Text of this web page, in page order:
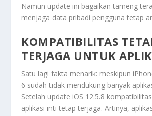
Namun update ini bagaikan tameng
menjaga data pribadi pengguna tetap
KOMPATIBILITAS
TERJAGA UNTUK
Satu lagi fakta menarik: meskipun
6 sudah tidak mendukung banyak
Setelah update iOS 12.5.8
aplikasi inti tetap terjaga. Artinya,